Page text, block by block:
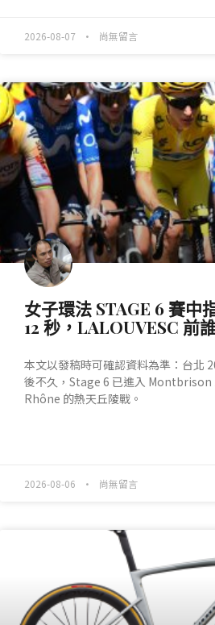
2026-08-07 尚無留言
女子環法 STAGE 6 賽中
12 秒，LALOUVESC 前
本文以發稿時可確認資料為準：台北
後不久，Stage 6 已進入
Rhône 的熱天丘陵戰。
2026-08-06 尚無留言